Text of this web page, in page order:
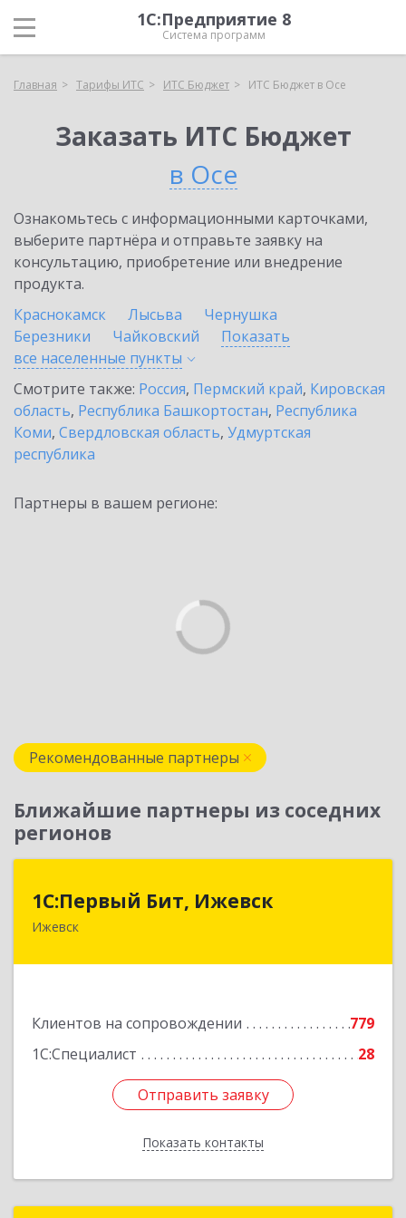
1С:Предприятие 8
Система программ
Главная Тарифы ИТС ИТС Бюджет ИТС Бюджет в Осе
Заказать ИТС Бюджет
в Осе
Ознакомьтесь с информационными карточками,
выберите партнёра и отправьте заявку на
консультацию, приобретение или внедрение
продукта.
Краснокамск
Лысьва
Чернушка
Березники
Чайковский
Показать
все населенные пункты
Смотрите также: Россия, Пермский край, Кировская
область, Республика Башкортостан, Республика
Коми, Свердловская область, Удмуртская
республика
Партнеры в вашем регионе:
Рекомендованные партнеры
Ближайшие партнеры из соседних
регионов
1С:Первый Бит, Ижевск
Ижевск
Клиентов на сопровождении
779
1С:Специалист
28
Отправить заявку
Показать контакты
1С:Первый Бит, Ижевск
Отправить заявку
Назад